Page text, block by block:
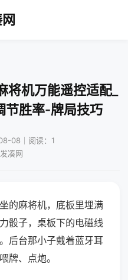
机万能遥控适配_
节胜率-牌局技巧
08｜阅读：1
凑网
的麻将机，底板里埋满
骰子，桌板下的电磁线
后台那小子戴着蓝牙耳
牌、点炮。